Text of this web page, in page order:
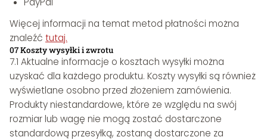
Więcej informacji na temat metod płatności można
znaleźć tutaj.
07 Koszty wysyłki i zwrotu
7.1 Aktualne informacje o kosztach wysyłki można
uzyskać dla każdego produktu. Koszty wysyłki są również
wyświetlane osobno przed złożeniem zamówienia.
Produkty niestandardowe, które ze względu na swój
rozmiar lub wagę nie mogą zostać dostarczone
standardową przesyłką, zostaną dostarczone za